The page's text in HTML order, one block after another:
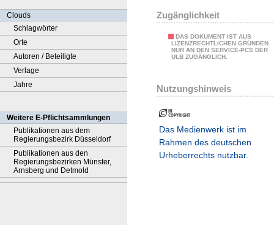
Clouds
Schlagwörter
Orte
Autoren / Beteiligte
Verlage
Jahre
Weitere E-Pflichtsammlungen
Publikationen aus dem
Regierungsbezirk Düsseldorf
Publikationen aus den
Regierungsbezirken Münster,
Arnsberg und Detmold
Zugänglichkeit
DAS DOKUMENT IST AUS
LIZENZRECHTLICHEN GRÜNDEN
NUR AN DEN SERVICE-PCS DER
ULB ZUGÄNGLICH.
Nutzungshinweis
Das Medienwerk ist im
Rahmen des deutschen
Urheberrechts nutzbar.